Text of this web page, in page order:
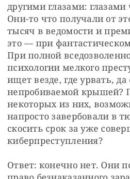
другими глазами: глазами
Они-то что получали от
тысяч в ведомости и
это — при
При полной
психологии мелкого
ищет везде, где урвать,
непробиваемой крышей?
некоторых из них,
напросто завербовали в
скосить срок за уже
киберпреступления?
Ответ: конечно нет. Они